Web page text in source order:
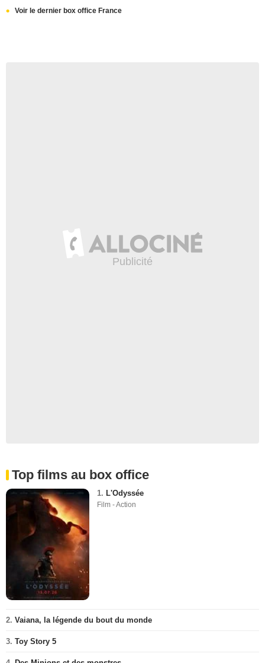
Voir le dernier box office France
Top films au box office
1. L'Odyssée
Film - Action
2. Vaiana, la légende du bout du monde
3. Toy Story 5